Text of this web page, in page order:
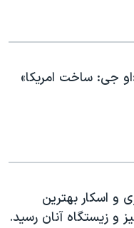
جی: ساخت امریکا»
و اسکار بهترین
و زیستگاه آنان رسید.